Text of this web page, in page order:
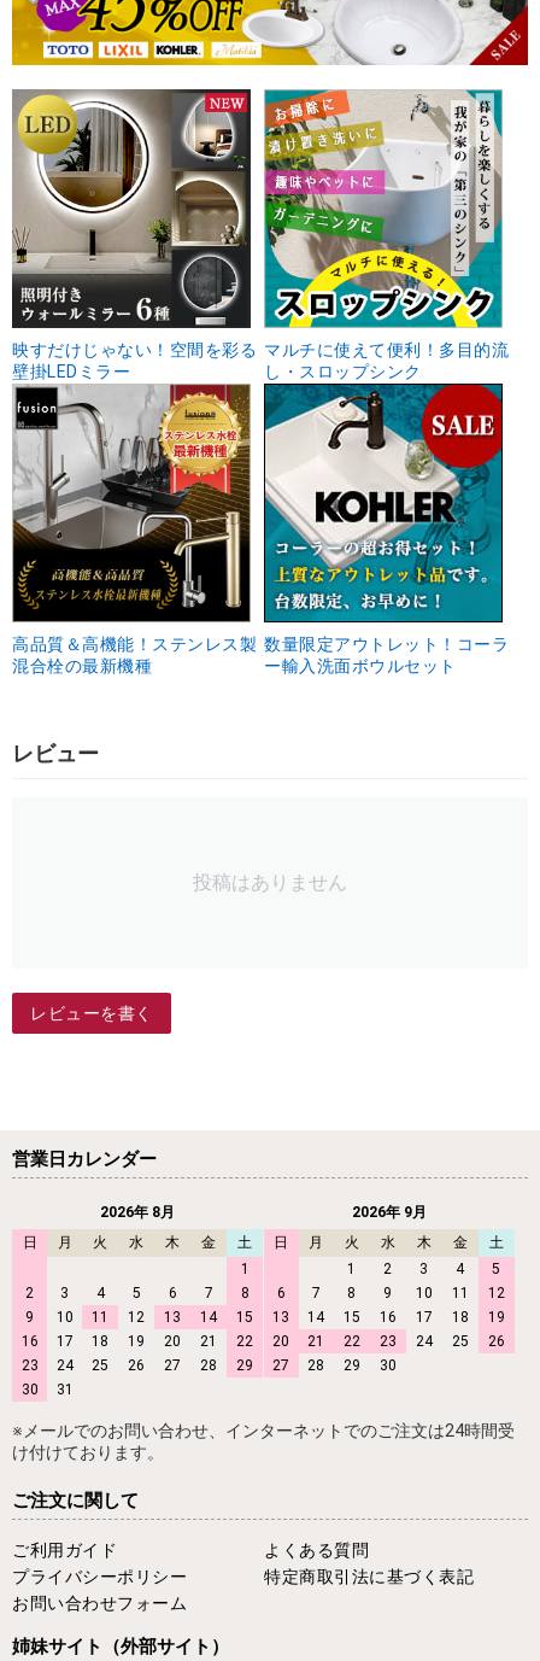
映すだけじゃない！空間を彩る
壁掛LEDミラー
マルチに使えて便利！多目的流
し・スロップシンク
高品質＆高機能！ステンレス製
混合栓の最新機種
数量限定アウトレット！コーラ
ー輸入洗面ボウルセット
レビュー
投稿はありません
レビューを書く
営業日カレンダー
2026年 8月
日
月 火 水 木 金
土
1
2
3 4 5 6 7
8
9
10 11 12 13 14
15
16
17 18 19 20 21
22
23
24 25 26 27 28
29
30
31
2026年 9月
日
月 火 水 木 金
土
1
2 3 4
5
6
7 8 9 10 11
12
13
14 15 16 17 18
19
20
21 22 23 24 25
26
27
28 29 30
※メールでのお問い合わせ、インターネットでのご注文は24時間受
け付けております。
ご注文に関して
ご利用ガイド
よくある質問
プライバシーポリシー
特定商取引法に基づく表記
お問い合わせフォーム
姉妹サイト （外部サイト）